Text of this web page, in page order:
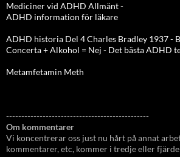
Mediciner vid ADHD Allmänt-
ADHD information för läkare
ADHD historia Del 4 Charles Bradley 1937 -
Concerta + Alkohol = Nej - Det bästa ADHD
Metamfetamin Meth
-----------------------------------------------
Om kommentarer
Vi koncentrerar oss just nu hårt på annat
kommentarer, etc, kommer i tredje eller